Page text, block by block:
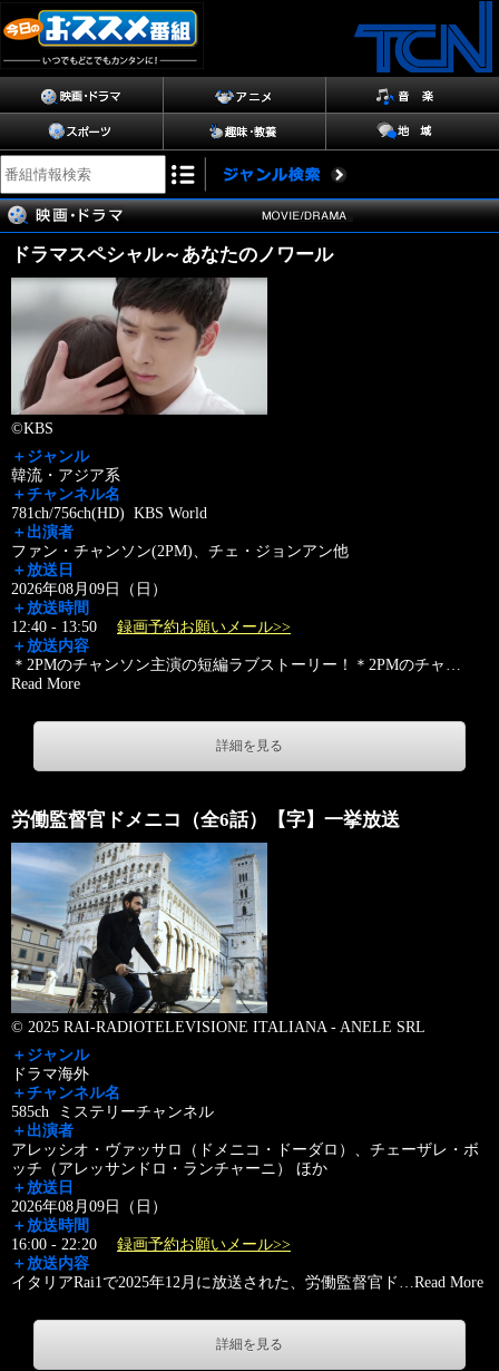
ドラマスペシャル～あなたのノワール
©KBS
＋ジャンル
韓流・アジア系
＋チャンネル名
781ch/756ch(HD) KBS World
＋出演者
ファン・チャンソン(2PM)、チェ・ジョンアン他
＋放送日
2026年08月09日（日）
＋放送時間
12:40 - 13:50 録画予約お願いメール>>
＋放送内容
＊2PMのチャンソン主演の短編ラブストーリー！＊2PMのチャ …
Read More
詳細を見る
労働監督官ドメニコ（全6話）【字】一挙放送
© 2025 RAI-RADIOTELEVISIONE ITALIANA - ANELE SRL
＋ジャンル
ドラマ海外
＋チャンネル名
585ch ミステリーチャンネル
＋出演者
アレッシオ・ヴァッサロ（ドメニコ・ドーダロ）、チェーザレ・ボ
ッチ（アレッサンドロ・ランチャーニ） ほか
＋放送日
2026年08月09日（日）
＋放送時間
16:00 - 22:20 録画予約お願いメール>>
＋放送内容
イタリアRai1で2025年12月に放送された、労働監督官ド …Read More
詳細を見る